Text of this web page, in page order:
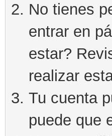
No tienes
entrar en
estar?
realizar
Tu cuenta
puede que